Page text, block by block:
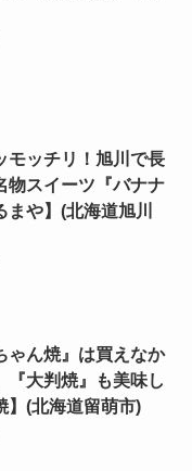
モッチリ！旭川で長
物スイーツ『バナナ
まや】(北海道旭川
ゃん焼』は買えなか
『大判焼』も美味し
】(北海道留萌市)